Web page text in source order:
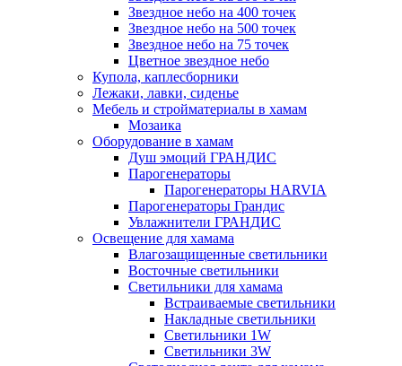
Звездное небо на 400 точек
Звездное небо на 500 точек
Звездное небо на 75 точек
Цветное звездное небо
Купола, каплесборники
Лежаки, лавки, сиденье
Мебель и стройматериалы в хамам
Мозаика
Оборудование в хамам
Душ эмоций ГРАНДИС
Парогенераторы
Парогенераторы HARVIA
Парогенераторы Грандис
Увлажнители ГРАНДИС
Освещение для хамама
Влагозащищенные светильники
Восточные светильники
Светильники для хамама
Встраиваемые светильники
Накладные светильники
Светильники 1W
Светильники 3W